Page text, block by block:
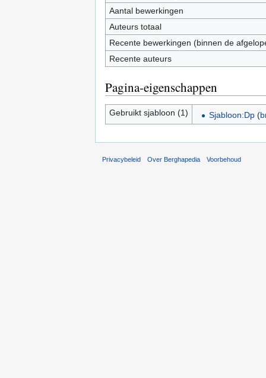
Aantal bewerkingen
Auteurs totaal
Recente bewerkingen (binnen de
Recente auteurs
Pagina-eigenschappen
Gebruikt sjabloon (1) Sjabloon:Dp(
Privacybeleid Over Berghapedia Voorbehoud